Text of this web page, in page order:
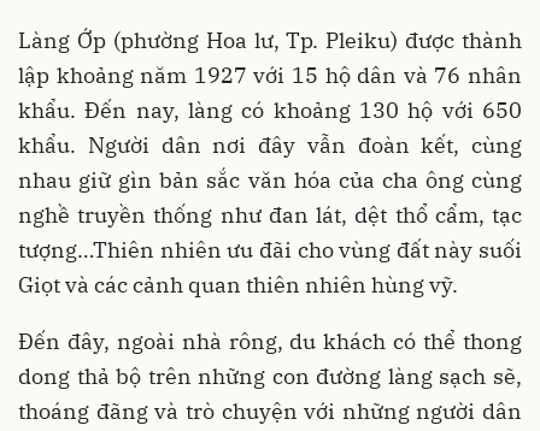
Làng Ớp (phường Hoa lư, Tp. Pleiku) được thành
lập khoảng năm 1927 với 15 hộ dân và 76 nhân
khẩu. Đến nay, làng có khoảng 130 hộ với 650
khẩu. Người dân nơi đây vẫn đoàn kết, cùng
nhau giữ gìn bản sắc văn hóa của cha ông cùng
nghề truyền thống như đan lát, dệt thổ cẩm, tạc
tượng…Thiên nhiên ưu đãi cho vùng đất này suối
Giọt và các cảnh quan thiên nhiên hùng vỹ.
Đến đây, ngoài nhà rông, du khách có thể thong
dong thả bộ trên những con đường làng sạch sẽ,
thoáng đãng và trò chuyện với những người dân